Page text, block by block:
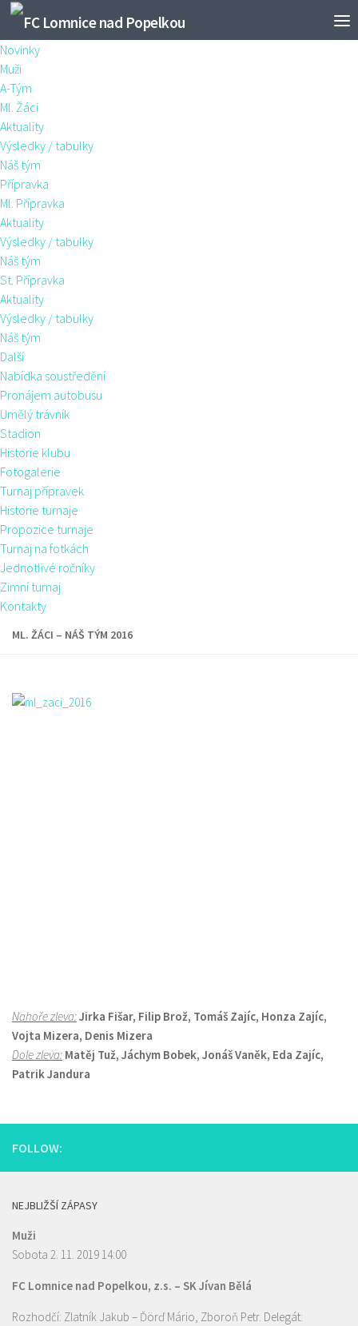
Novinky
Muži
A-Tým
Ml. Žáci
Aktuality
Výsledky / tabulky
Náš tým
Přípravka
Ml. Přípravka
Aktuality
Výsledky / tabulky
Náš tým
St. Přípravka
Aktuality
Výsledky / tabulky
Náš tým
Další
Nabídka soustředění
Pronájem autobusu
Umělý trávník
Stadion
Historie klubu
Fotogalerie
Turnaj přípravek
Historie turnaje
Propozice turnaje
Turnaj na fotkách
Jednotlivé ročníky
Zimní turnaj
Kontakty
ML. ŽÁCI – NÁŠ TÝM 2016
Nahoře zleva:Jirka Fišar, Filip Brož, Tomáš Zajíc, Honza Zajíc,
Vojta Mizera, Denis Mizera
Dole zleva: Matěj Tuž, Jáchym Bobek, Jonáš Vaněk, Eda Zajíc,
Patrik Jandura
FOLLOW:
NEJBLIŽŠÍ ZÁPASY
Muži
Sobota 2. 11. 2019 14:00
FC Lomnice nad Popelkou, z.s. – SK Jívan Bělá
Rozhodčí: Zlatník Jakub – Ďörď Mário, Zboroň Petr. Delegát: